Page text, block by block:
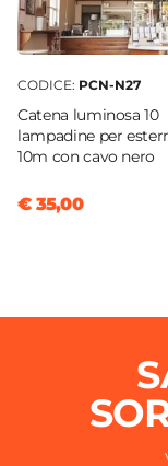
CODICE: PCN-N27
Catena luminosa 10
lampadine per
10m con cavo nero
€ 35,00